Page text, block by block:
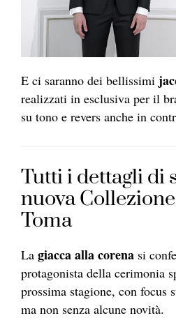
E ci saranno dei bellissimi
realizzati in esclusiva per il
su tono e revers anche in
Tutti i dettagli di
nuova
Toma
La giacca alla corena si
protagonista della cerimonia
prossima stagione, con focus
ma non senza alcune novità.